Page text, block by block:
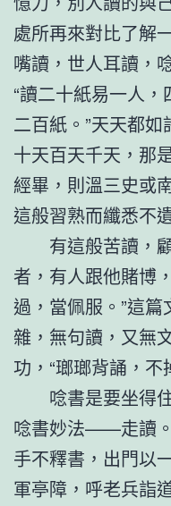
處所再來對比了解
嘴讀，世人耳讀，
“讀二十紙易一人
二百紙。”天天都如
十天百天千天，那
經畢，則溫三史或
這般習熟而纖悉不
有這般苦讀，
者，有人跟他賭博
過，當佩服。”這
雜，無句讀，又無
功，“瑯瑯背誦，不
唸書是要坐得
唸書妙法——走讀。
手不釋書，出門以
軍亭障，呼老兵詣